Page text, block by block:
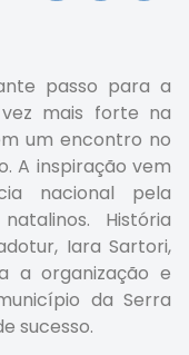
passo para a
mais forte na
um encontro no
A inspiração vem
nacional pela
História
Iara Sartori,
a organização e
da Serra
sucesso.